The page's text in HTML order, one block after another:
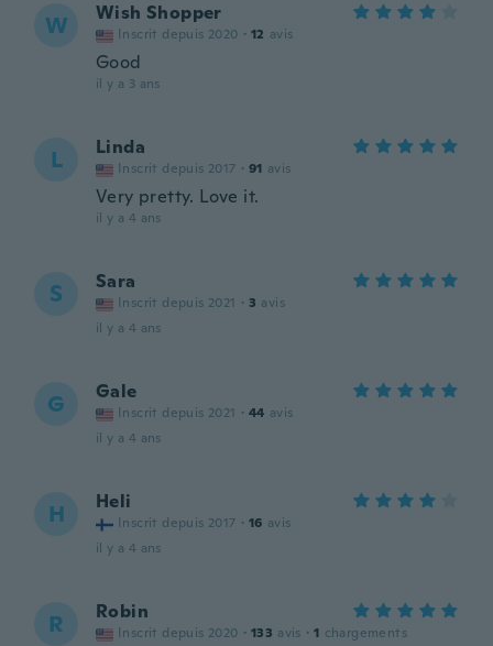
W Wish Shopper
Inscrit depuis 2020 · 12 avis
Good
il y a 3 ans
L Linda
Inscrit depuis 2017 · 91 avis
Very pretty. Love it.
il y a 4 ans
S Sara
Inscrit depuis 2021 · 3 avis
il y a 4 ans
G Gale
Inscrit depuis 2021 · 44 avis
il y a 4 ans
H Heli
Inscrit depuis 2017 · 16 avis
il y a 4 ans
R Robin
Inscrit depuis 2020 · 133 avis · 1 chargements